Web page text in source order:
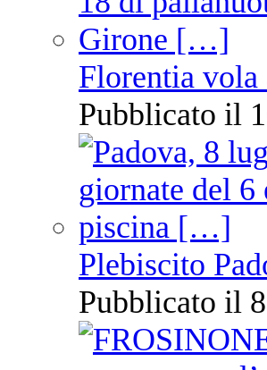
Florentia
Pubblicato il
Plebiscito
Pubblicato il